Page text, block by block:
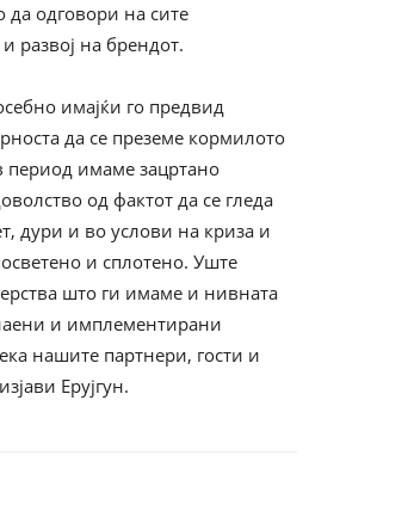
да одговори на сите
развој на брендот.
имајќи го предвид
да се преземе кормилото
период имаме зацртано
од фактот да се гледа
дури и во услови на криза и
и сплотено. Уште
што ги имаме и нивната
и имплементирани
нашите партнери, гости и
Ерујгун.